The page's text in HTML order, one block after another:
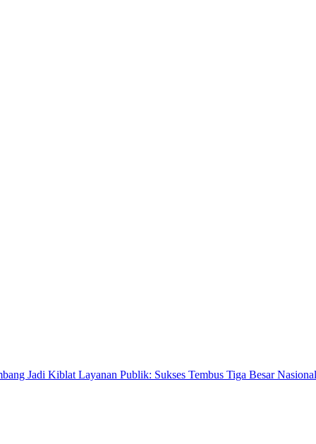
Kiblat Layanan Publik: Sukses Tembus Tiga Besar Nasional